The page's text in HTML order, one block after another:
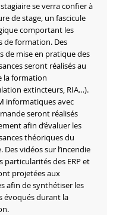
se verra confier à
de stage, un fascicule
comportant les
de formation. Des
de mise en pratique des
seront réalisés au
la formation
extincteurs, RIA…).
informatiques avec
seront réalisés
afin d’évaluer les
théoriques du
Des vidéos sur l’incendie
particularités des ERP et
projetées aux
afin de synthétiser les
évoqués durant la